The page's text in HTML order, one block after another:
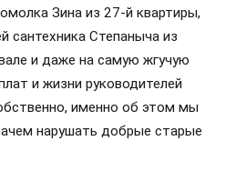
Зина из 27-й квартиры,
сантехника Степаныча из
и даже на самую жгучую
и жизни руководителей
именно об этом мы
нарушать добрые старые